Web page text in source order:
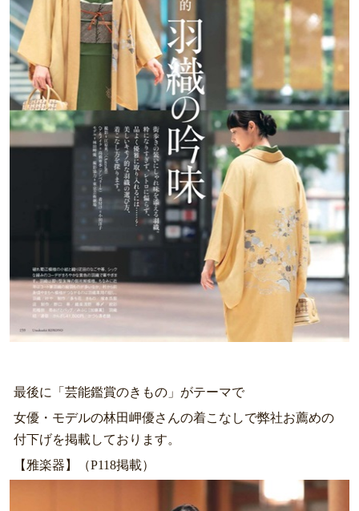
最後に「芸能鑑賞のきもの」がテーマで
女優・モデルの林田岬優さんの着こなしで弊社お薦めの
付下げを掲載しております。
【雅楽器】（P118掲載）